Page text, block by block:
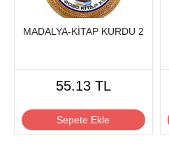
MADALYA-KİTAP KURDU 2
55.13 TL
Sepete Ekle